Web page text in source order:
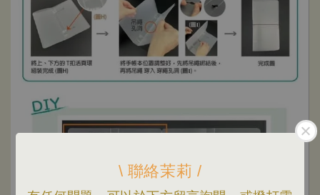
\ 聯絡茉莉 /